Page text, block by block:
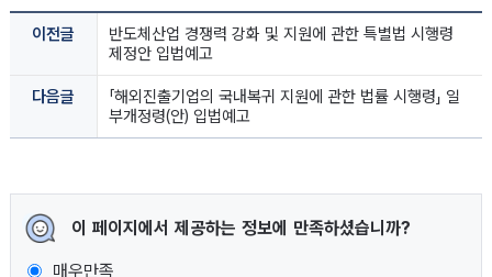
이전글
반도체산업 경쟁력 강화 및 지원에 관한 특별법 시행령
제정안 입법예고
다음글
「해외진출기업의 국내복귀 지원에 관한 법률 시행령」 일
부개정령(안) 입법예고
이 페이지에서 제공하는 정보에 만족하셨습니까?
매우만족